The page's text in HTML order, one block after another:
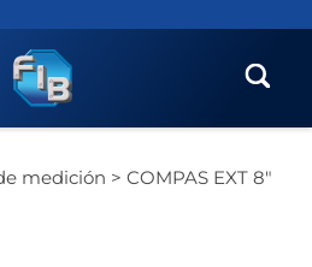
medición >COMPAS EXT 8″